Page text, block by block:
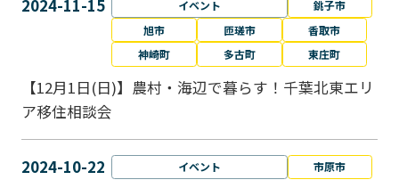
2024-11-15 イベント
銚子市
旭市
匝瑳市
香取市
神崎町
多古町 東庄町
【12月1日(日)】農村・海辺で暮らす！千葉北東エリ
ア移住相談会
2024-10-22 イベント 市原市